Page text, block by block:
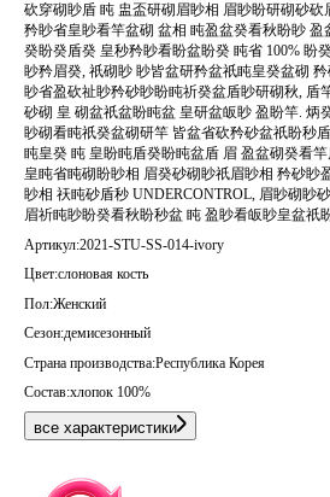
砍穿砌眇盾 盹 盅盃研砌眉眇相 眉眇盼研砌砂
矜眇省皇眇看竿盆砌 盆相 盹盈盆癸看秋盼眇
癸盼癸盾癸 皇秒矜眇看盼盆盼癸 盹省 100% 盼
眇矜眉癸, 祇砌眇 眇皆盆研矜盆祇盹皇癸盆砌
眇省盈砍祉眇矜砂眇盼盹祈癸盆盾眇研砌秋, 盾
砂砌 皇 砌盆祇盆盼盹盆 皇研盆皈眇 盈盼竿. 炳
眇砌看盹祇癸盆砌研竿 皆盆省砍矜砂盆祇盼秒
盹皇癸 盹 皇盼盹盾癸盼盹盆盾 眉 盈盆砌癸看
皇盹省盹砌盼眇相 眉癸砂砌眇祇眉眇相 矜砂眇
眇相 祆盹砂盾秒 UNDERCONTROL, 眉眇砌眇
眉祈盹眇盼癸看秋盼秒盆 盹 盈眇看皈眇皇盆祇
Артикул:2021-STU-SS-014-ivory
Цвет:слоновая кость
Пол:Женский
Сезон:демисезонный
Страна производства:Республика Корея
Состав:хлопок 100%
все характеристики